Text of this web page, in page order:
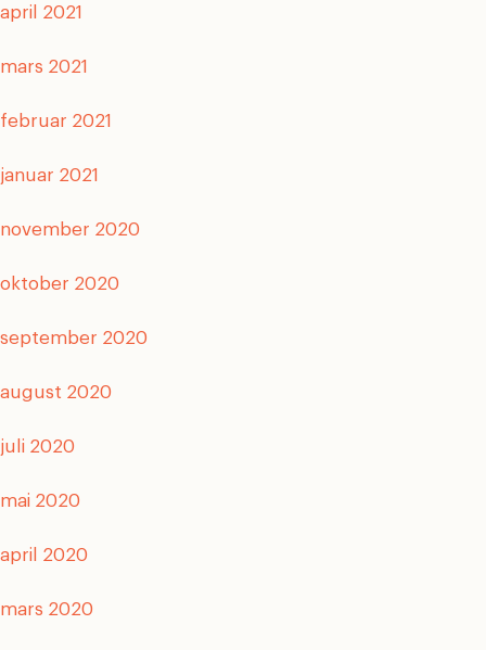
april 2021
mars 2021
februar 2021
januar 2021
november 2020
oktober 2020
september 2020
august 2020
juli 2020
mai 2020
april 2020
mars 2020